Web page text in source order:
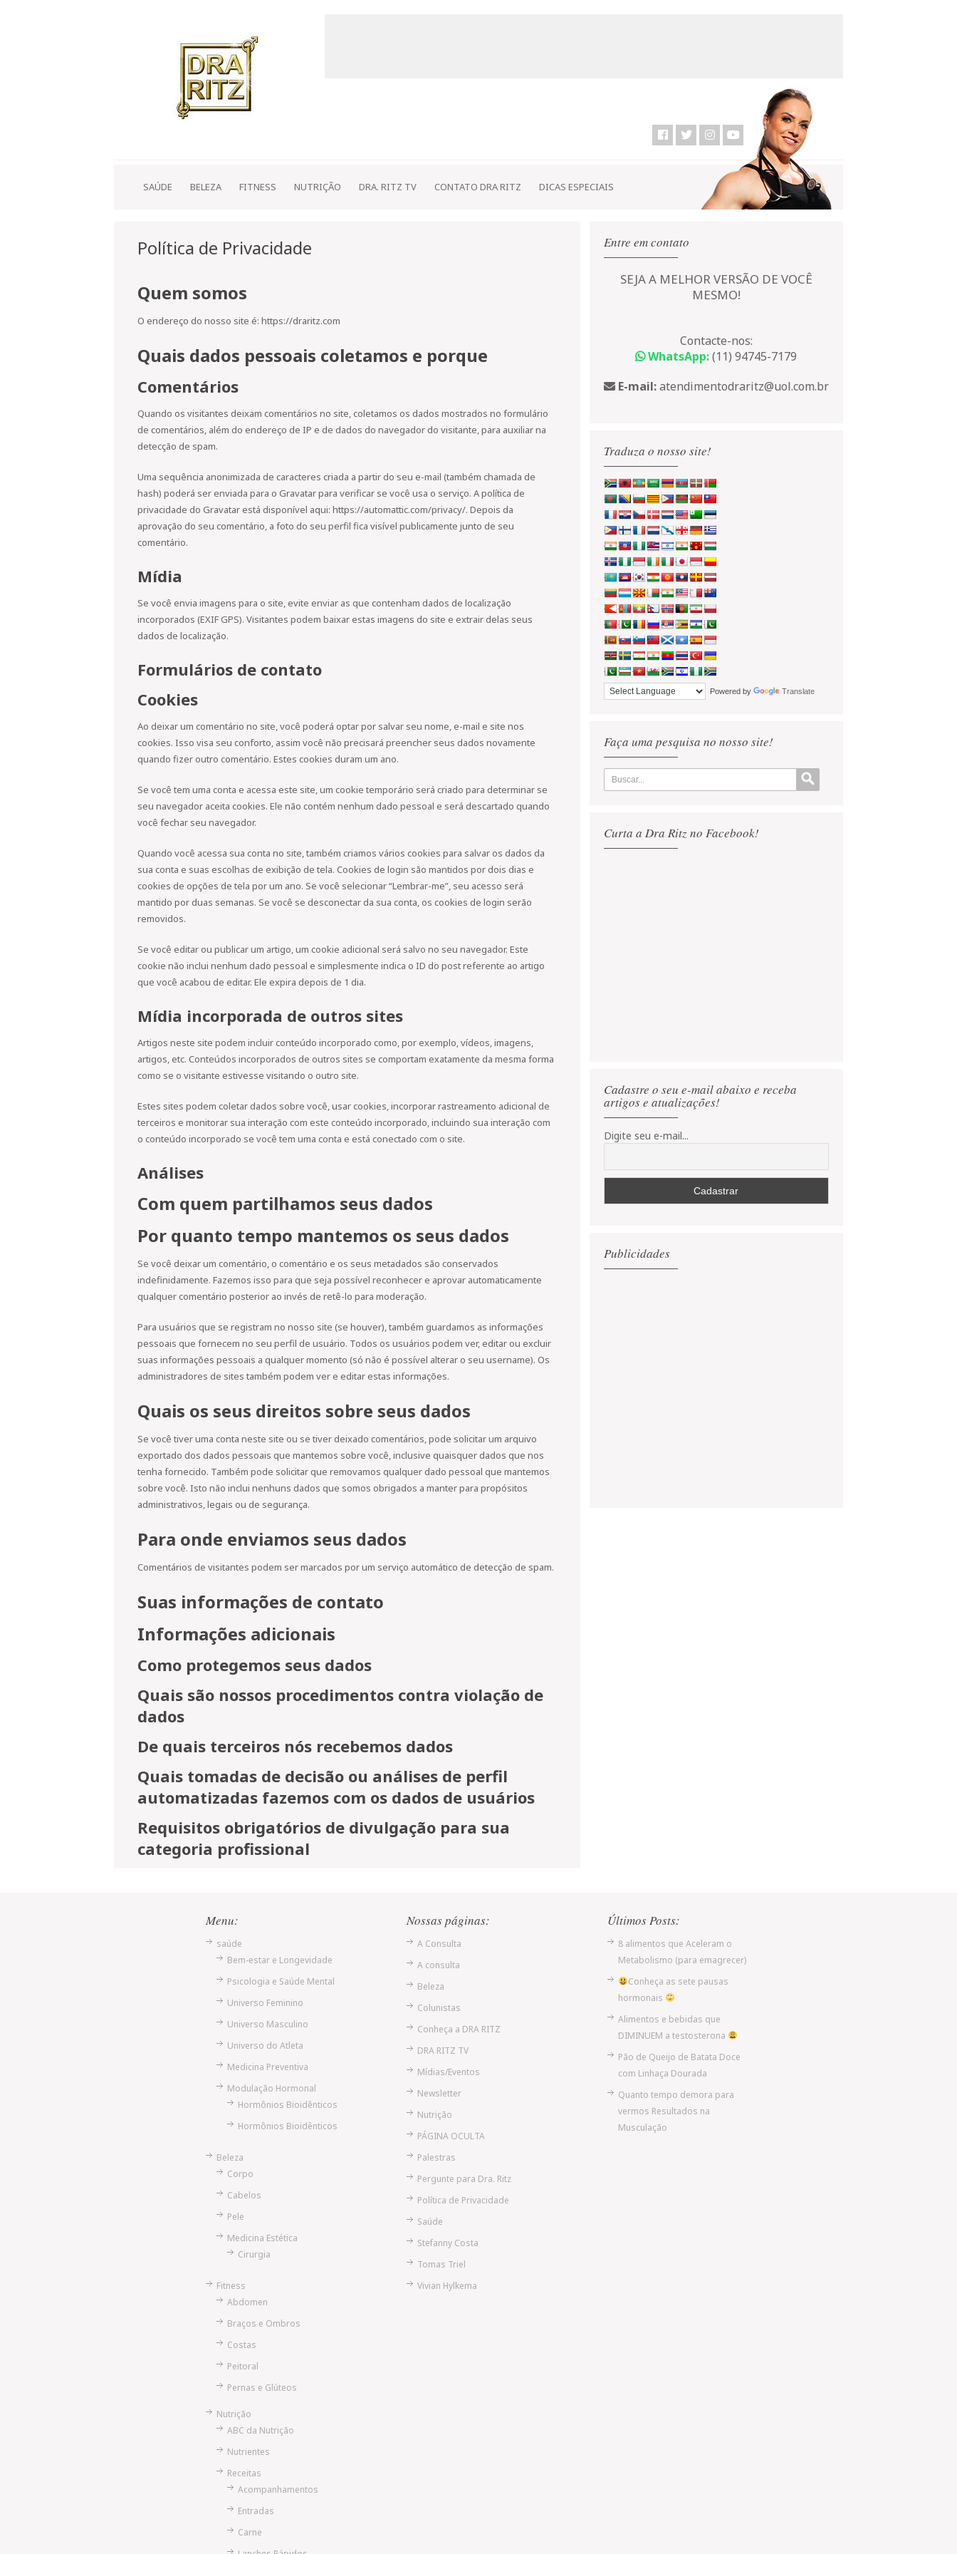
SAÚDE BELEZA FITNESS NUTRIÇÃO DRA. RITZ TV CONTATO DRA RITZ DICAS ESPECIAIS
Política de Privacidade
Quem somos
O endereço do nosso site é: https://draritz.com
Quais dados pessoais coletamos e porque
Comentários
Quando os visitantes deixam comentários no site, coletamos os dados mostrados no formulário
de comentários, além do endereço de IP e de dados do navegador do visitante, para auxiliar na
detecção de spam.
Uma sequência anonimizada de caracteres criada a partir do seu e-mail (também chamada de
hash) poderá ser enviada para o Gravatar para verificar se você usa o serviço. A política de
privacidade do Gravatar está disponível aqui: https://automattic.com/privacy/. Depois da
aprovação do seu comentário, a foto do seu perfil fica visível publicamente junto de seu
comentário.
Mídia
Se você envia imagens para o site, evite enviar as que contenham dados de localização
incorporados (EXIF GPS). Visitantes podem baixar estas imagens do site e extrair delas seus
dados de localização.
Formulários de contato
Cookies
Ao deixar um comentário no site, você poderá optar por salvar seu nome, e-mail e site nos
cookies. Isso visa seu conforto, assim você não precisará preencher seus dados novamente
quando fizer outro comentário. Estes cookies duram um ano.
Se você tem uma conta e acessa este site, um cookie temporário será criado para determinar se
seu navegador aceita cookies. Ele não contém nenhum dado pessoal e será descartado quando
você fechar seu navegador.
Quando você acessa sua conta no site, também criamos vários cookies para salvar os dados da
sua conta e suas escolhas de exibição de tela. Cookies de login são mantidos por dois dias e
cookies de opções de tela por um ano. Se você selecionar “Lembrar-me”, seu acesso será
mantido por duas semanas. Se você se desconectar da sua conta, os cookies de login serão
removidos.
Se você editar ou publicar um artigo, um cookie adicional será salvo no seu navegador. Este
cookie não inclui nenhum dado pessoal e simplesmente indica o ID do post referente ao artigo
que você acabou de editar. Ele expira depois de 1 dia.
Mídia incorporada de outros sites
Artigos neste site podem incluir conteúdo incorporado como, por exemplo, vídeos, imagens,
artigos, etc. Conteúdos incorporados de outros sites se comportam exatamente da mesma forma
como se o visitante estivesse visitando o outro site.
Estes sites podem coletar dados sobre você, usar cookies, incorporar rastreamento adicional de
terceiros e monitorar sua interação com este conteúdo incorporado, incluindo sua interação com
o conteúdo incorporado se você tem uma conta e está conectado com o site.
Análises
Com quem partilhamos seus dados
Por quanto tempo mantemos os seus dados
Se você deixar um comentário, o comentário e os seus metadados são conservados
indefinidamente. Fazemos isso para que seja possível reconhecer e aprovar automaticamente
qualquer comentário posterior ao invés de retê-lo para moderação.
Para usuários que se registram no nosso site (se houver), também guardamos as informações
pessoais que fornecem no seu perfil de usuário. Todos os usuários podem ver, editar ou excluir
suas informações pessoais a qualquer momento (só não é possível alterar o seu username). Os
administradores de sites também podem ver e editar estas informações.
Quais os seus direitos sobre seus dados
Se você tiver uma conta neste site ou se tiver deixado comentários, pode solicitar um arquivo
exportado dos dados pessoais que mantemos sobre você, inclusive quaisquer dados que nos
tenha fornecido. Também pode solicitar que removamos qualquer dado pessoal que mantemos
sobre você. Isto não inclui nenhuns dados que somos obrigados a manter para propósitos
administrativos, legais ou de segurança.
Para onde enviamos seus dados
Comentários de visitantes podem ser marcados por um serviço automático de detecção de spam.
Suas informações de contato
Informações adicionais
Como protegemos seus dados
Quais são nossos procedimentos contra violação de
dados
De quais terceiros nós recebemos dados
Quais tomadas de decisão ou análises de perfil
automatizadas fazemos com os dados de usuários
Requisitos obrigatórios de divulgação para sua
categoria profissional
Entre em contato
SEJA A MELHOR VERSÃO DE VOCÊ
MESMO!
Contacte-nos:
WhatsApp:(11) 94745-7179
E-mail:atendimentodraritz@uol.com.br
Traduza o nosso site!
Powered by Translate
Faça uma pesquisa no nosso site!
Curta a Dra Ritz no Facebook!
Cadastre o seu e-mail abaixo e receba
artigos e atualizações!
Digite seu e-mail...
Publicidades
Menu:
saúde
Bem-estar e Longevidade
Psicologia e Saúde Mental
Universo Feminino
Universo Masculino
Universo do Atleta
Medicina Preventiva
Modulação Hormonal
Hormônios Bioidênticos
Hormônios Bioidênticos
Beleza
Corpo
Cabelos
Pele
Medicina Estética
Cirurgia
Fitness
Abdomen
Braços e Ombros
Costas
Peitoral
Pernas e Glúteos
Nutrição
ABC da Nutrição
Nutrientes
Receitas
Acompanhamentos
Entradas
Carne
Nossas páginas:
A Consulta
A consulta
Beleza
Colunistas
Conheça a DRA RITZ
DRA RITZ TV
Mídias/Eventos
Newsletter
Nutrição
PÁGINA OCULTA
Palestras
Pergunte para Dra. Ritz
Política de Privacidade
Saúde
Stefanny Costa
Tomas Triel
Vivian Hylkema
Últimos Posts:
8 alimentos que Aceleram o
Metabolismo (para emagrecer)
Conheça as sete pausas
hormonais
Alimentos e bebidas que
DIMINUEM a testosterona
Pão de Queijo de Batata Doce
com Linhaça Dourada
Quanto tempo demora para
vermos Resultados na
Musculação